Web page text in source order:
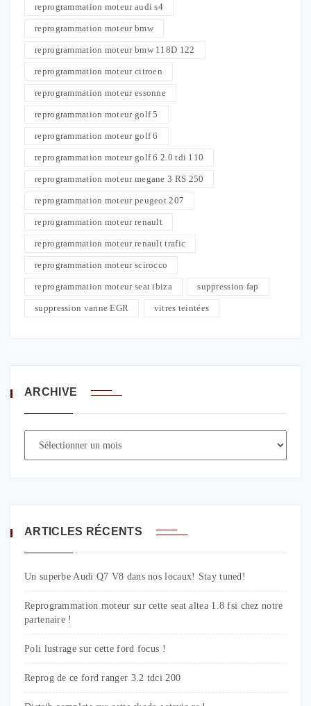
reprogrammation moteur audi s4
reprogrammation moteur bmw
reprogrammation moteur bmw 118D 122
reprogrammation moteur citroen
reprogrammation moteur essonne
reprogrammation moteur golf 5
reprogrammation moteur golf 6
reprogrammation moteur golf 6 2.0 tdi 110
reprogrammation moteur megane 3 RS 250
reprogrammation moteur peugeot 207
reprogrammation moteur renault
reprogrammation moteur renault trafic
reprogrammation moteur scirocco
reprogrammation moteur seat ibiza suppression fap
suppression vanne EGR vitres teintées
ARCHIVE
ARTICLES RÉCENTS
Un superbe Audi Q7 V8 dans nos locaux! Stay tuned!
Reprogrammation moteur sur cette seat altea 1.8 fsi chez notre
partenaire !
Poli lustrage sur cette ford focus !
Reprog de ce ford ranger 3.2 tdci 200